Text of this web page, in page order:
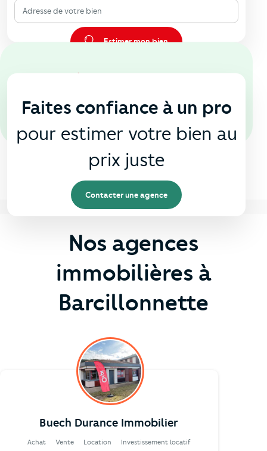
Adresse de votre bien
Estimer mon bien
En agence
Faites confiance à un pro
pour estimer votre bien au
prix juste
Contacter une agence
Nos agences
immobilières à
Barcillonnette
Buech Durance Immobilier
Achat Vente Location
Investissement locatif